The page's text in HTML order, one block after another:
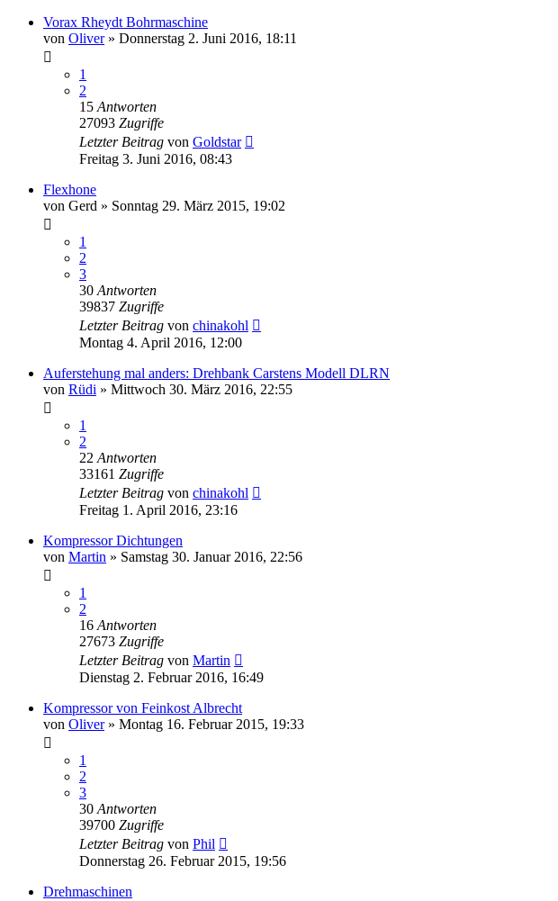
Vorax Rheydt Bohrmaschine
von Oliver» Donnerstag 2. Juni 2016, 18:11
1
2
15 Antworten
27093 Zugriffe
Letzter Beitrag von Goldstar
Freitag 3. Juni 2016, 08:43
Flexhone
von Gerd » Sonntag 29. März 2015, 19:02
1
2
3
30 Antworten
39837 Zugriffe
Letzter Beitrag von chinakohl
Montag 4. April 2016, 12:00
Auferstehung mal anders: Drehbank Carstens Modell DLRN
von Rüdi » Mittwoch 30. März 2016, 22:55
1
2
22 Antworten
33161 Zugriffe
Letzter Beitrag von chinakohl
Freitag 1. April 2016, 23:16
Kompressor Dichtungen
von Martin » Samstag 30. Januar 2016, 22:56
1
2
16 Antworten
27673 Zugriffe
Letzter Beitrag von Martin
Dienstag 2. Februar 2016, 16:49
Kompressor von Feinkost Albrecht
von Oliver» Montag 16. Februar 2015, 19:33
1
2
3
30 Antworten
39700 Zugriffe
Letzter Beitrag von Phil
Donnerstag 26. Februar 2015, 19:56
Drehmaschinen